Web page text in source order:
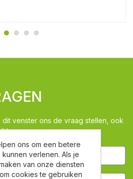
venster ons de vraag stellen, ook
ons om een betere
verlenen. Als je
van onze diensten
cookies te gebruiken